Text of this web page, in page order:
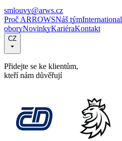
smlouvy@arws.cz
Proč ARROWSNáš týmInternational
oboryNovinkyKariéraKontakt
CZ
Přidejte se ke klientům,
kteří nám důvěřují